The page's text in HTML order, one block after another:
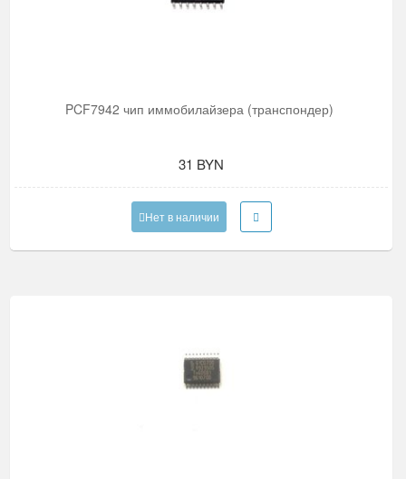
PCF7942 чип иммобилайзера (транспондер)
31 BYN
Нет в наличии